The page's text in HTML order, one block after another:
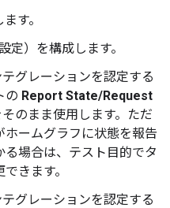
す。
定）を構成します。
グレーションを認定する
の Report State/Request
のまま使用します。ただ
ホームグラフに状態を報告
る場合は、テスト目的でタ
きます。
グレーションを認定する